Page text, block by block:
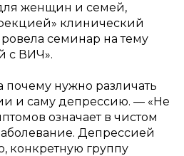
женщин и семей,
клинический
семинар на тему
с ВИЧ».
почему нужно различать
и саму депрессию. — «Не
означает в чистом
Депрессией
конкретную группу